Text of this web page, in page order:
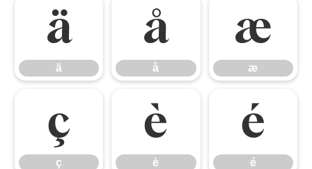
ä
ä
å
å
æ
æ
ç
ç
è
è
é
é